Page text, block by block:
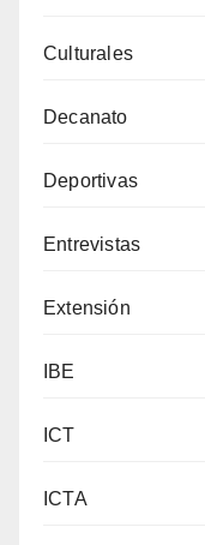
Culturales
Decanato
Deportivas
Entrevistas
Extensión
IBE
ICT
ICTA